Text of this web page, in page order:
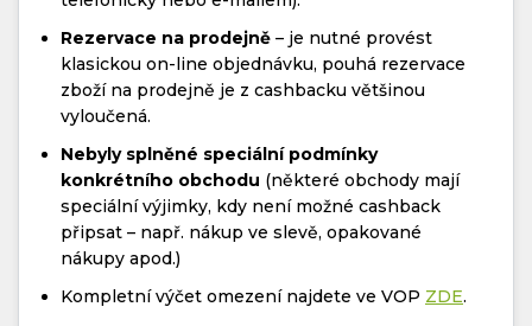
Rezervace na prodejně – je nutné provést
klasickou on-line objednávku, pouhá rezervace
zboží na prodejně je z cashbacku většinou
vyloučená.
Nebyly splněné speciální podmínky
konkrétního obchodu (některé obchody mají
speciální výjimky, kdy není možné cashback
připsat – např. nákup ve slevě, opakované
nákupy apod.)
Kompletní výčet omezení najdete ve VOP ZDE.